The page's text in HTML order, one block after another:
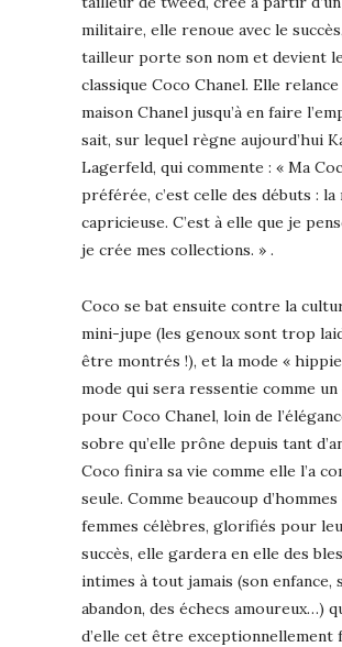
militaire, elle renoue avec le
tailleur porte son nom et devient le
classique Coco Chanel. Elle
maison Chanel jusqu’à en faire
sait, sur lequel règne aujourd’hui
Lagerfeld, qui commente : « Ma
préférée, c’est celle des débuts : la
capricieuse. C’est à elle que je
je crée mes collections. » .
Coco se bat ensuite contre la
mini-jupe (les genoux sont trop
être montrés !), et la mode « hippie
mode qui sera ressentie comme un
pour Coco Chanel, loin de
sobre qu’elle prône depuis tant
Coco finira sa vie comme elle l’a
seule. Comme beaucoup
femmes célèbres, glorifiés pour
succès, elle gardera en elle des
intimes à tout jamais (son enfance,
abandon, des échecs amoureux…)
d’elle cet être